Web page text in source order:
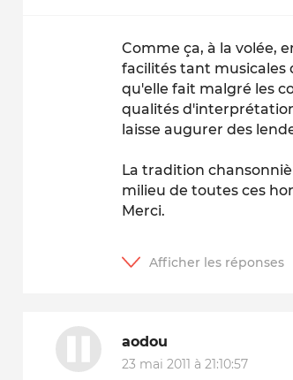
Comme ça, à la volée,
facilités tant musicales
qu'elle fait malgré les
qualités
laisse augurer des
La tradition
milieu de toutes ces
Merci.
aodou
23 mai 2011 à 21:10:57